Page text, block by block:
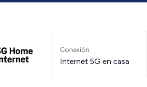
Conexión:
Internet 5G en casa